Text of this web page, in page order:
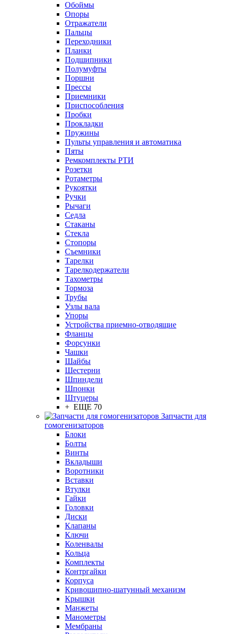
Обоймы
Опоры
Отражатели
Пальцы
Переходники
Планки
Подшипники
Полумуфты
Поршни
Прессы
Приемники
Приспособления
Пробки
Прокладки
Пружины
Пульты управления и автоматика
Пяты
Ремкомплекты РТИ
Розетки
Ротаметры
Рукоятки
Ручки
Рычаги
Седла
Стаканы
Стекла
Стопоры
Съемники
Тарелки
Тарелкодержатели
Тахометры
Тормоза
Трубы
Узлы вала
Упоры
Устройства приемно-отводящие
Фланцы
Форсунки
Чашки
Шайбы
Шестерни
Шпиндели
Шпонки
Штуцеры
+ ЕЩЕ 70
Запчасти для
гомогенизаторов
Блоки
Болты
Винты
Вкладыши
Воротники
Вставки
Втулки
Гайки
Головки
Диски
Клапаны
Ключи
Коленвалы
Кольца
Комплекты
Контргайки
Корпуса
Кривошипно-шатунный механизм
Крышки
Манжеты
Манометры
Мембраны